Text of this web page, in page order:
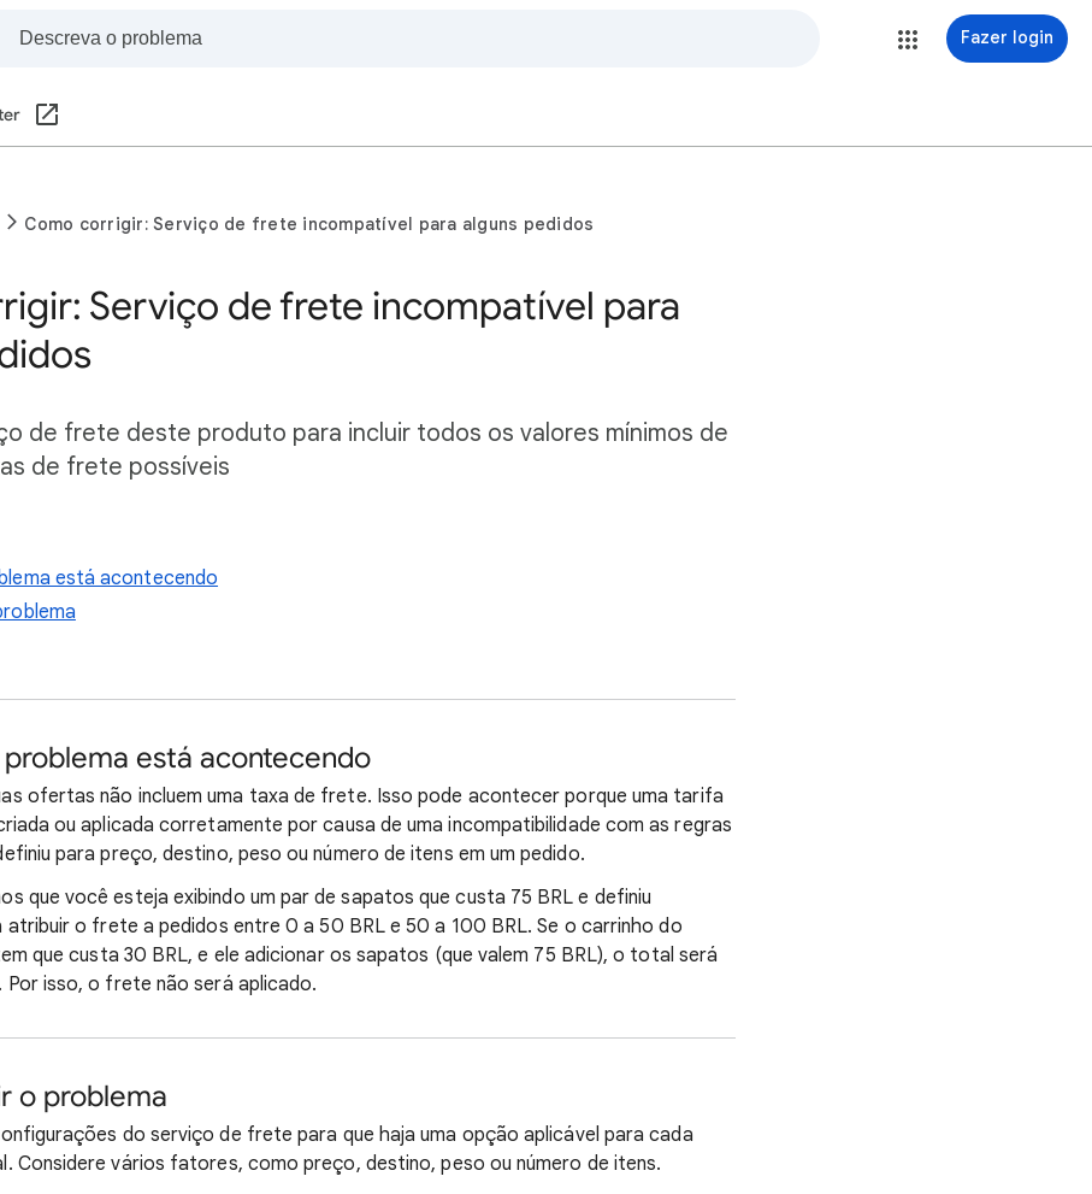
Fazer login
Como corrigir: Serviço de frete incompatível para alguns pedidos
Serviço de frete incompatível para
de frete deste produto para incluir todos os valores mínimos de
de frete possíveis
está acontecendo
problema está acontecendo
ofertas não incluem uma taxa de frete. Isso pode acontecer porque uma tarifa
ou aplicada corretamente por causa de uma incompatibilidade com as regras
para preço, destino, peso ou número de itens em um pedido.
que você esteja exibindo um par de sapatos que custa 75 BRL e definiu
o frete a pedidos entre 0 a 50 BRL e 50 a 100 BRL. Se o carrinho do
que custa 30 BRL, e ele adicionar os sapatos (que valem 75 BRL), o total será
Por isso, o frete não será aplicado.
o problema
do serviço de frete para que haja uma opção aplicável para cada
Considere vários fatores, como preço, destino, peso ou número de itens.